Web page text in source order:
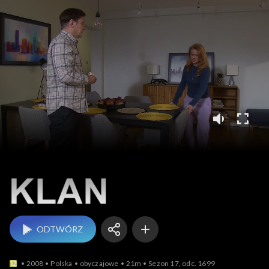
Klan
ODTWÓRZ
2008 Polska obyczajowe 21m Sezon 17, odc. 1699